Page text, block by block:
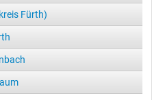
Fürth)